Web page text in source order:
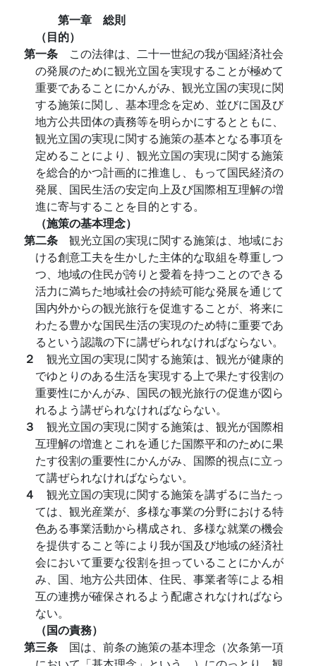
第一章 総則
（目的）
第一条 この法律は、二十一世紀の我が国経済社会
の発展のために観光立国を実現することが極めて
重要であることにかんがみ、観光立国の実現に関
する施策に関し、基本理念を定め、並びに国及び
地方公共団体の責務等を明らかにするとともに、
観光立国の実現に関する施策の基本となる事項を
定めることにより、観光立国の実現に関する施策
を総合的かつ計画的に推進し、もって国民経済の
発展、国民生活の安定向上及び国際相互理解の増
進に寄与することを目的とする。
（施策の基本理念）
第二条 観光立国の実現に関する施策は、地域にお
ける創意工夫を生かした主体的な取組を尊重しつ
つ、地域の住民が誇りと愛着を持つことのできる
活力に満ちた地域社会の持続可能な発展を通じて
国内外からの観光旅行を促進することが、将来に
わたる豊かな国民生活の実現のため特に重要であ
るという認識の下に講ぜられなければならない。
２ 観光立国の実現に関する施策は、観光が健康的
でゆとりのある生活を実現する上で果たす役割の
重要性にかんがみ、国民の観光旅行の促進が図ら
れるよう講ぜられなければならない。
３ 観光立国の実現に関する施策は、観光が国際相
互理解の増進とこれを通じた国際平和のために果
たす役割の重要性にかんがみ、国際的視点に立っ
て講ぜられなければならない。
４ 観光立国の実現に関する施策を講ずるに当たっ
ては、観光産業が、多様な事業の分野における特
色ある事業活動から構成され、多様な就業の機会
を提供すること等により我が国及び地域の経済社
会において重要な役割を担っていることにかんが
み、国、地方公共団体、住民、事業者等による相
互の連携が確保されるよう配慮されなければなら
ない。
（国の責務）
第三条 国は、前条の施策の基本理念（次条第一項